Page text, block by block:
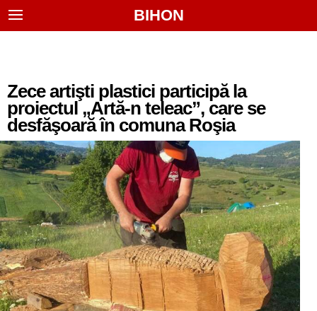
BIHON
Zece artişti plastici participă la
proiectul „Artă-n teleac”, care se
desfăşoară în comuna Roşia